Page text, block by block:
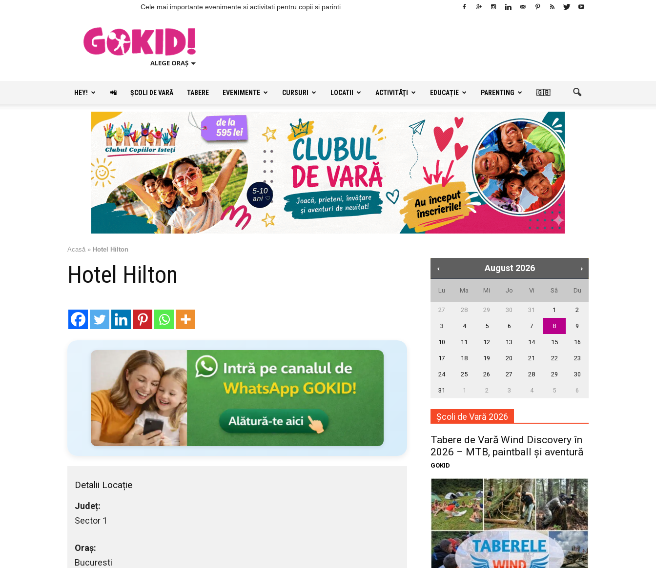
Cele mai importante evenimente si activitati pentru copii si parinti
ALEGE ORAȘ
HEY! 📲 ŞCOLI DE VARĂ TABERE EVENIMENTE CURSURI LOCATII ACTIVITĂŢI EDUCAȚIE PARENTING 🇬🇧
Acasă » Hotel Hilton
Hotel Hilton
Detalii Locație
Județ:
Sector 1
Oraș:
Bucuresti
August 2026
Lu Ma Mi Jo Vi Sâ Du
27 28 29 30 31 1 2
3 4 5 6 7 8 9
10 11 12 13 14 15 16
17 18 19 20 21 22 23
24 25 26 27 28 29 30
31 1 2 3 4 5 6
Școli de Vară 2026
Tabere de Vară Wind Discovery în
2026 – MTB, paintball și aventură
GOKID